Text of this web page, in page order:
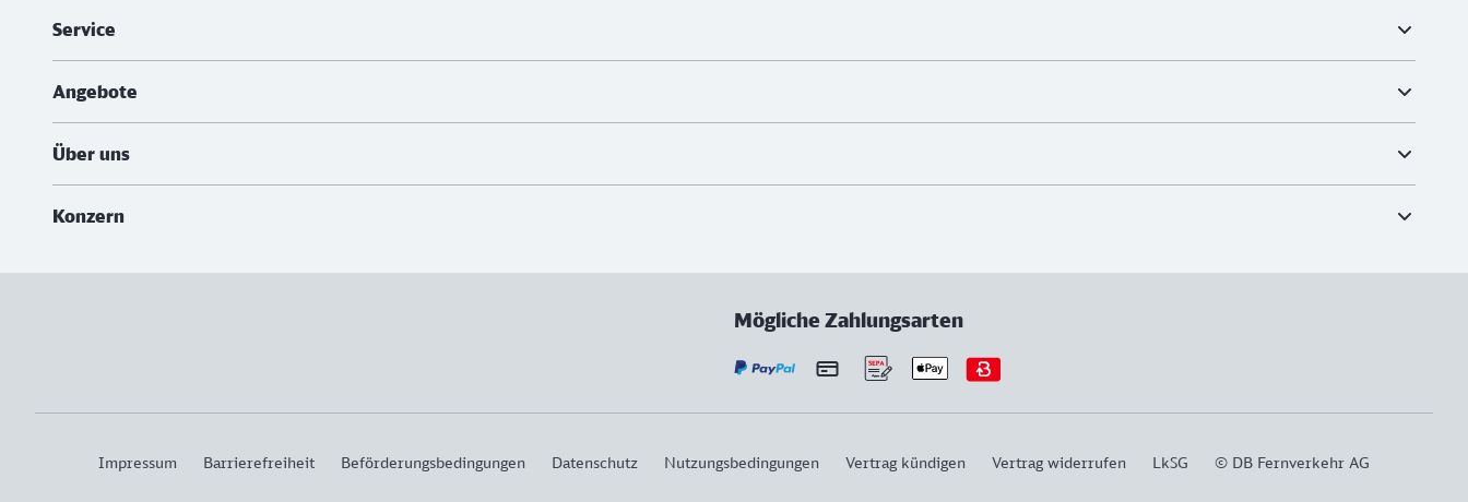
Service
Angebote
Über uns
Konzern
Mögliche Zahlungsarten
Impressum Barrierefreiheit Beförderungsbedingungen Datenschutz Nutzungsbedingungen Vertrag kündigen Vertrag widerrufen LkSG © DB Fernverkehr AG